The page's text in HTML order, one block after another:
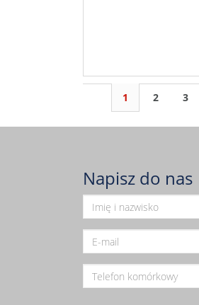
1 2 3
Napisz do nas